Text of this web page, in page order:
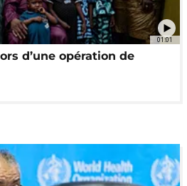
01:01
d’une opération de